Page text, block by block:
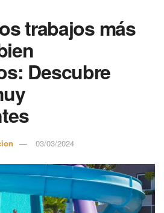
trabajos más
Descubre
03/03/2024